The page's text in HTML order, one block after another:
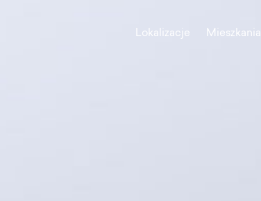
Lokalizacje Mieszkania